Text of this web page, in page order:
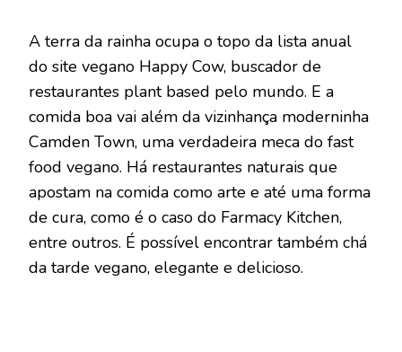
A terra da rainha ocupa o topo da lista anual
do site vegano Happy Cow, buscador de
restaurantes plant based pelo mundo. E a
comida boa vai além da vizinhança moderninha
Camden Town, uma verdadeira meca do fast
food vegano. Há restaurantes naturais que
apostam na comida como arte e até uma forma
de cura, como é o caso do Farmacy Kitchen,
entre outros. É possível encontrar também chá
da tarde vegano, elegante e delicioso.